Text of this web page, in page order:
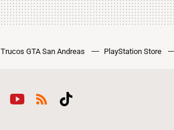
Trucos GTA San Andreas PlayStation Store